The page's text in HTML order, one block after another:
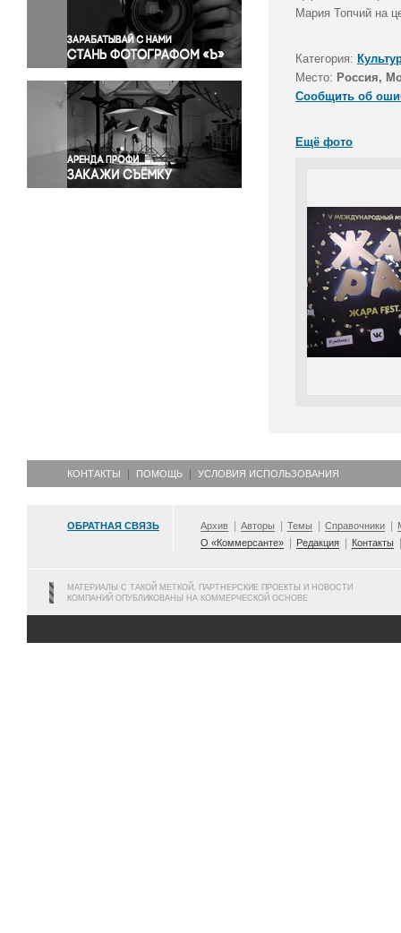
Правосудие
Происшествия и конфликты
Религия
Светская жизнь
Спорт
Экология
Экономика и бизнес
Мария Топчий на
Категория:
Место: Россия,
Сообщить об
Ещё фото
КОНТАКТЫ ПОМОЩЬ УСЛОВИЯ ИСПОЛЬЗОВАНИЯ
ОБРАТНАЯ СВЯЗЬ Архив Авторы Темы Справочники
О «Коммерсанте»
Редакция Контакты
МАТЕРИАЛЫ С ТАКОЙ МЕТКОЙ, ПАРТНЕРСКИЕ ПРОЕКТЫ И НОВОСТИ
КОМПАНИЙ ОПУБЛИКОВАНЫ НА КОММЕРЧЕСКОЙ ОСНОВЕ